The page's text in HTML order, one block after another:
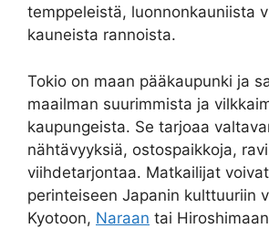
temppeleistä, luonnonkauniista
kauneista rannoista.
Tokio on maan pääkaupunki ja
maailman suurimmista ja
kaupungeista. Se tarjoaa
nähtävyyksiä, ostospaikkoja,
viihdetarjontaa. Matkailijat
perinteiseen Japanin kulttuuriin
Kyotoon, Naraan tai